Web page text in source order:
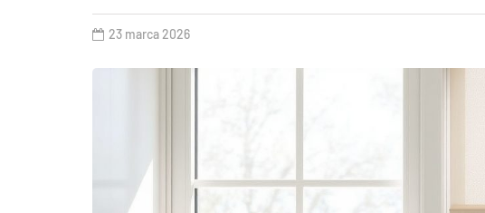
23 marca 2026